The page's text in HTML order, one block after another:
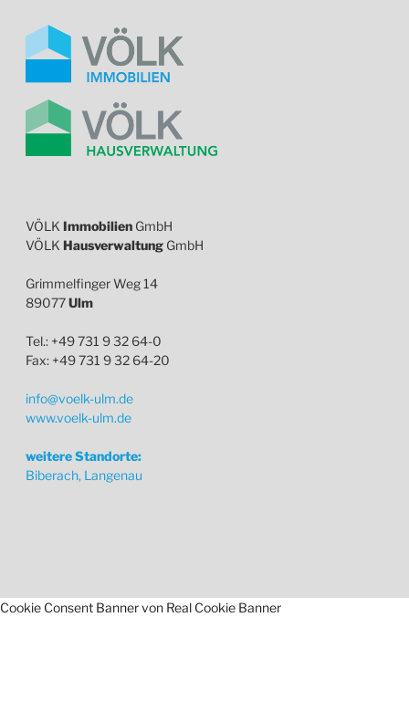
VÖLK Immobilien GmbH
VÖLK Hausverwaltung GmbH
Grimmelfinger Weg 14
89077Ulm
Tel.: +49 731 9 32 64-0
Fax: +49 731 9 32 64-20
info@voelk-ulm.de
www.voelk-ulm.de
weitere Standorte:
Biberach, Langenau
Cookie Consent Banner von Real Cookie Banner